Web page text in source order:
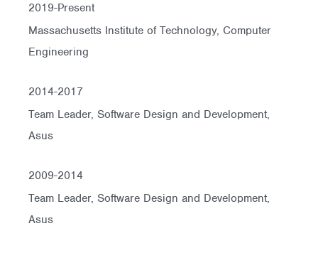
2019-Present
Massachusetts Institute of Technology, Computer
Engineering
2014-2017
Team Leader, Software Design and Development,
Asus
2009-2014
Team Leader, Software Design and Development,
Asus